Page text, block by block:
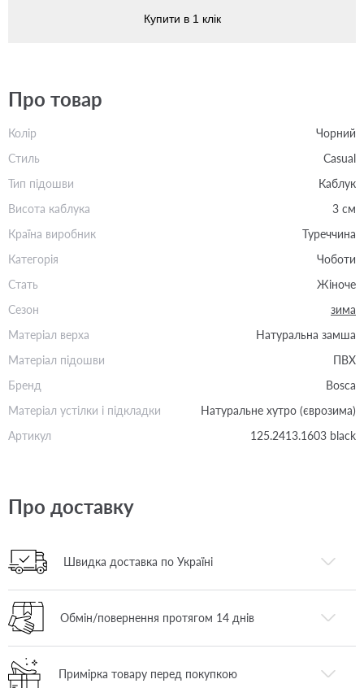
Купити в 1 клік
Про товар
Колір
Чорний
Стиль
Casual
Тип підошви
Каблук
Висота каблука
3 см
Країна виробник
Туреччина
Категорія
Чоботи
Стать
Жіноче
Сезон
зима
Матеріал верха
Натуральна замша
Матеріал підошви
ПВХ
Бренд
Bosca
Матеріал устілки і підкладки
Натуральне хутро (єврозима)
Артикул
125.2413.1603 black
Про доставку
Швидка доставка по Україні
Обмін/повернення протягом 14 днів
Примірка товару перед покупкою